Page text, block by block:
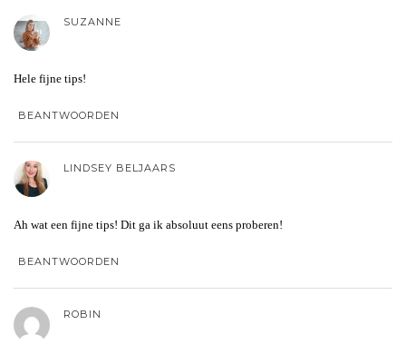
SUZANNE
Hele fijne tips!
BEANTWOORDEN
LINDSEY BELJAARS
Ah wat een fijne tips! Dit ga ik absoluut eens proberen!
BEANTWOORDEN
ROBIN